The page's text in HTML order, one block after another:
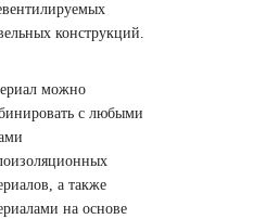
конструкций.
можно
с любыми
а также
на основе